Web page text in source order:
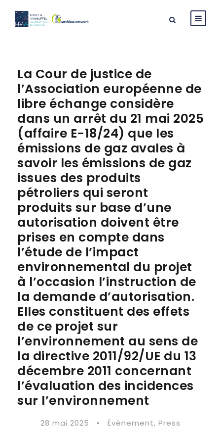
La Cour de justice de
l’Association européenne de
libre échange considère
dans un arrêt du 21 mai 2025
(affaire E-18/24) que les
émissions de gaz avales à
savoir les émissions de gaz
issues des produits
pétroliers qui seront
produits sur base d’une
autorisation doivent être
prises en compte dans
l’étude de l’impact
environnemental du projet
à l’occasion l’instruction de
la demande d’autorisation.
Elles constituent des effets
de ce projet sur
l’environnement au sens de
la directive 2011/92/UE du 13
décembre 2011 concernant
l’évaluation des incidences
sur l’environnement
28 mai 2025 • Évènement, Press